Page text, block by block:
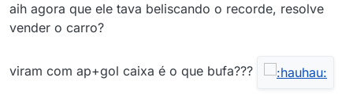
aih agora que ele tava beliscando o recorde, resolve
vender o carro?
viram com ap+gol caixa é o que bufa???